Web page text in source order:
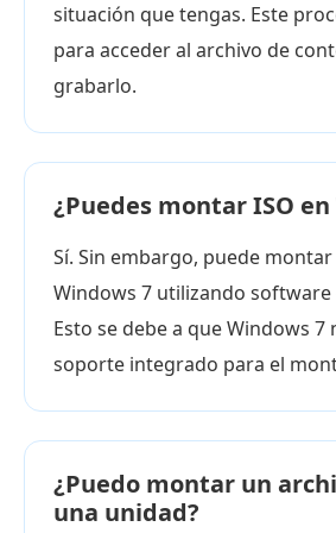
situación que tengas. Este
para acceder al archivo de
grabarlo.
¿Puedes montar ISO en
Sí. Sin embargo, puede montar
Windows 7 utilizando software
Esto se debe a que Windows 7
soporte integrado para el
¿Puedo montar un
una unidad?